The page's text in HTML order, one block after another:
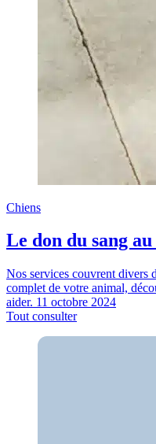
Chiens
Le don du sang
Nos services couvrent divers
complet de votre animal,
aider. 11 octobre 2024
Tout consulter